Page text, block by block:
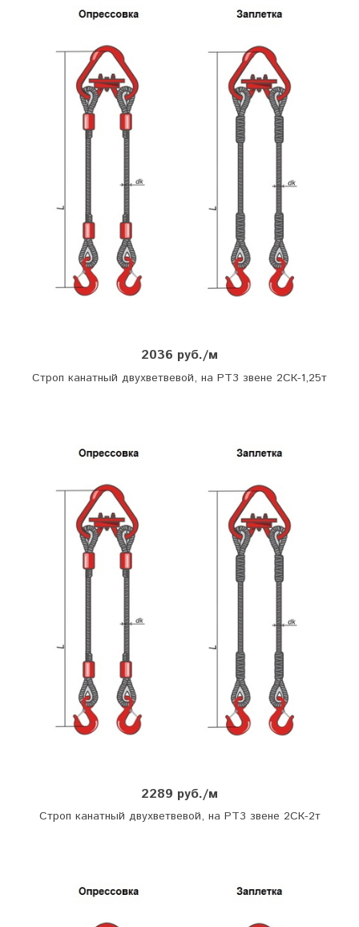
2036 руб./м
Строп канатный двухветвевой, на РТ3 звене 2СК-1,25т
2289 руб./м
Строп канатный двухветвевой, на РТ3 звене 2СК-2т